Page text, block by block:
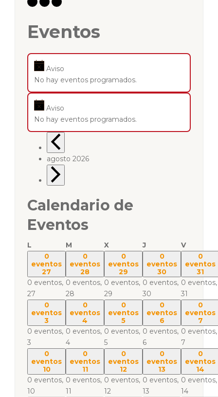
Eventos
Aviso
No hay eventos programados.
Aviso
No hay eventos programados.
agosto 2026
Calendario de
Eventos
L M X J
V
0
eventos
27
0 eventos,
27
0
eventos
28
0 eventos,
28
0
eventos
29
0 eventos,
29
0
eventos
30
0 eventos,
30
0
eventos
31
0 eventos,
31
0
eventos
3
0 eventos,
3
0
eventos
4
0 eventos,
4
0
eventos
5
0 eventos,
5
0
eventos
6
0 eventos,
6
0
eventos
7
0 eventos,
7
0
eventos
10
0 eventos,
10
0
eventos
11
0 eventos,
11
0
eventos
12
0 eventos,
12
0
eventos
13
0 eventos,
13
0
eventos
14
0 eventos,
14